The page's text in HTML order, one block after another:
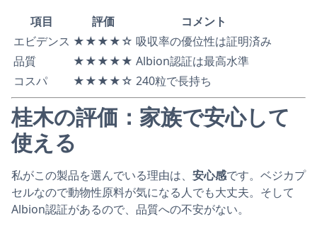
項目 評価
コメント
エビデンス ★★★★☆ 吸収率の優位性は証明済み
品質
★★★★★ Albion認証は最高水準
コスパ
★★★★☆ 240粒で長持ち
桂木の評価：家族で安心して
使える
私がこの製品を選んでいる理由は、安心感です。ベジカプ
セルなので動物性原料が気になる人でも大丈夫。そして
Albion認証があるので、品質への不安がない。